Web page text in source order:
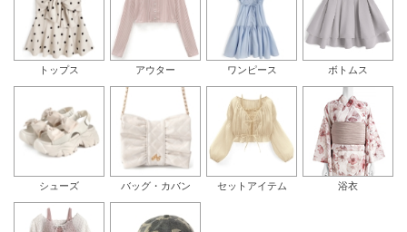
トップス アウター ワンピース ボトムス
シューズ バッグ・カバン セットアイテム 浴衣